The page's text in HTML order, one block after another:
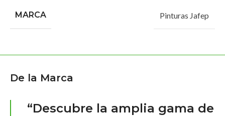
MARCA Pinturas Jafep
De la Marca
“Descubre la amplia gama de